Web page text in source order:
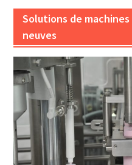
Solutions de
neuves